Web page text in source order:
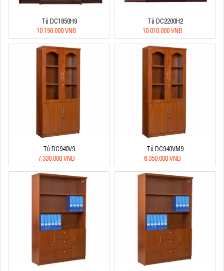
Tủ DC1850H9
10.190.000 VNĐ
Tủ DC2200H2
10.010.000 VNĐ
Tủ DC940V9
7.330.000 VNĐ
Tủ DC940VM9
6.350.000 VNĐ